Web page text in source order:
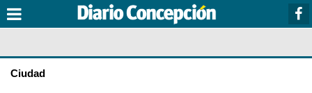
Ciudad